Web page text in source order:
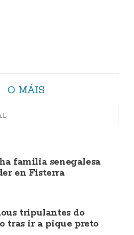
O MÁIS
familia senegalesa
en Fisterra
tripulantes do
tras ir a pique preto